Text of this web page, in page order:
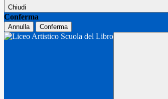
Chiudi
Conferma
Annulla Conferma